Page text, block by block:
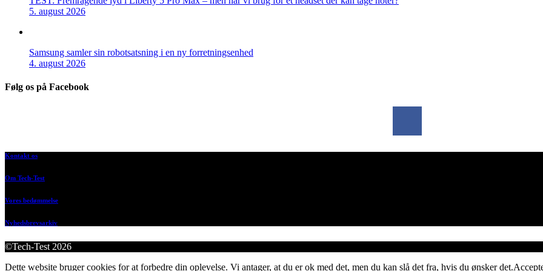
5. august 2026
Samsung samler sin robotsatsning i en ny forretningsenhed
4. august 2026
Følg os på Facebook
Kontakt os
Om Tech-Test
Vores bedømmelse
Nyhedsbrevsarkiv
©Tech-Test 2026
Dette website bruger cookies for at forbedre din oplevelse. Vi antager, at du er ok med det, men du kan slå det fra, hvis du ønsker det.